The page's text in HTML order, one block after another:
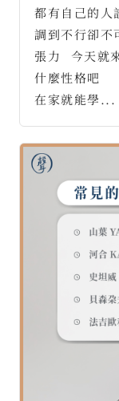
都有自己的人
調到不行卻不
張力⠀今天就
什麼性格吧
在家就能學...